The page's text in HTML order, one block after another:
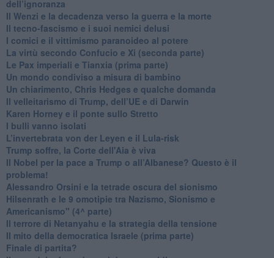
dell’ignoranza
Il Wenzi e la decadenza verso la guerra e la morte
​Il tecno-fascismo e i suoi nemici delusi
​I comici e il vittimismo paranoideo al potere
​La virtù secondo Confucio e Xi (seconda parte)
Le Pax imperiali e Tianxia (prima parte)
Un mondo condiviso a misura di bambino
​Un chiarimento, Chris Hedges e qualche domanda
Il velleitarismo di Trump, dell’UE e di Darwin
​Karen Horney e il ponte sullo Stretto
​I bulli vanno isolati
L’invertebrata von der Leyen e il Lula-risk
Trump soffre, la Corte dell'Aia è viva
​Il Nobel per la pace a Trump o all’Albanese? Questo è il
problema!
​Alessandro Orsini e la tetrade oscura del sionismo
​Hilsenrath e le 9 omotipie tra Nazismo, Sionismo e
Americanismo" (4^ parte)
​Il terrore di Netanyahu e la strategia della tensione
Il mito della democratica Israele (prima parte)
​Finale di partita?